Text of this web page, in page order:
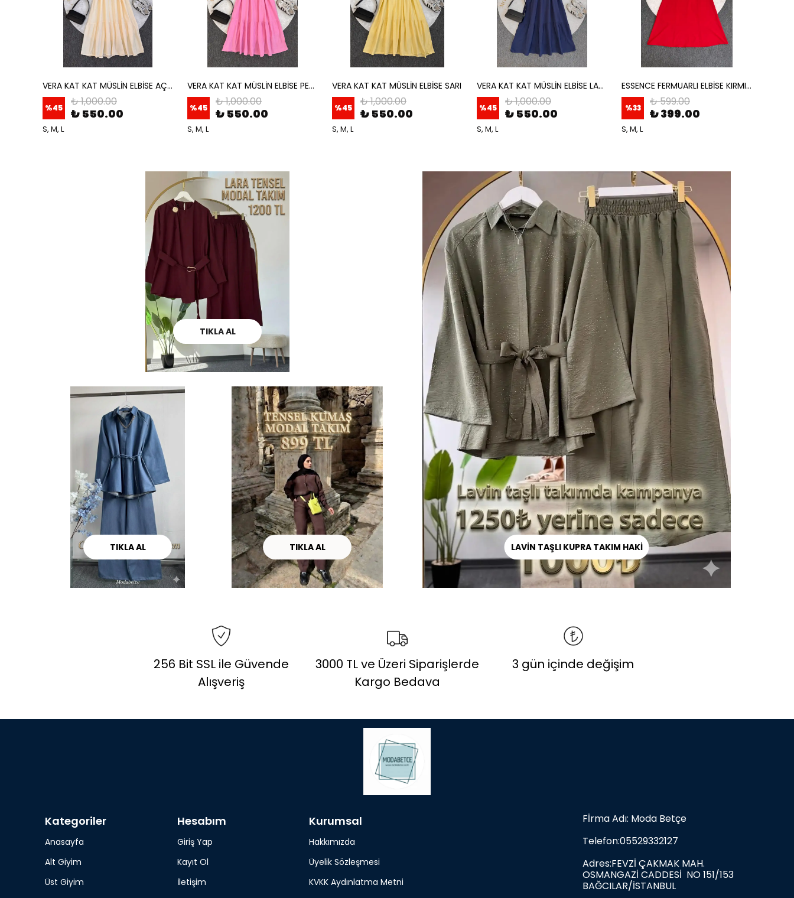
VERA KAT KAT MÜSLİN ELBİSE AÇIK SARI
%45 ₺ 1,000.00
₺ 550.00
S, M, L
VERA KAT KAT MÜSLİN ELBİSE PEMBE
%45 ₺ 1,000.00
₺ 550.00
S, M, L
VERA KAT KAT MÜSLİN ELBİSE SARI
%45 ₺ 1,000.00
₺ 550.00
S, M, L
VERA KAT KAT MÜSLİN ELBİSE LACİVERT
%45 ₺ 1,000.00
₺ 550.00
S, M, L
ESSENCE FERMUARLI ELBİSE KIRMIZI
%33 ₺ 599.00
₺ 399.00
S, M, L
TIKLA AL
LAVİN TAŞLI KUPRA TAKIM HAKİ
TIKLA AL TIKLA AL
256 Bit SSL ile Güvende
Alışveriş
3000 TL ve Üzeri Siparişlerde
Kargo Bedava
3 gün içinde değişim
Kategoriler
Anasayfa
Alt Giyim
Üst Giyim
Hesabım
Giriş Yap
Kayıt Ol
İletişim
Kurumsal
Hakkımızda
Üyelik Sözleşmesi
KVKK Aydınlatma Metni
Fİrma Adı: Moda Betçe
Telefon:05529332127
Adres:FEVZİ ÇAKMAK MAH.
OSMANGAZİ CADDESİ NO 151/153
BAĞCILAR/İSTANBUL